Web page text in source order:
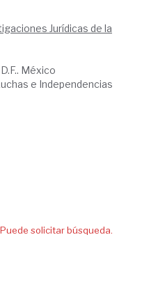
Jurídicas de la
México
e Independencias
solicitar búsqueda.